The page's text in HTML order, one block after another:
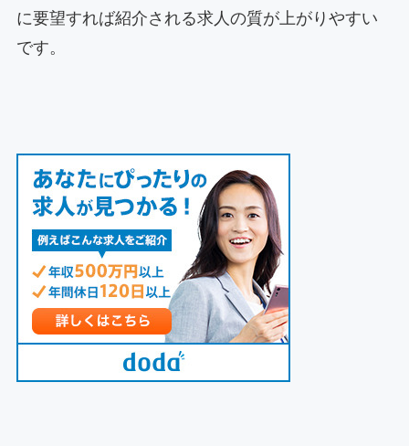
に要望すれば紹介される求人の質が上がりやすい
です。